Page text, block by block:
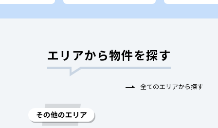
エリアから物件を探す
全てのエリアから探す